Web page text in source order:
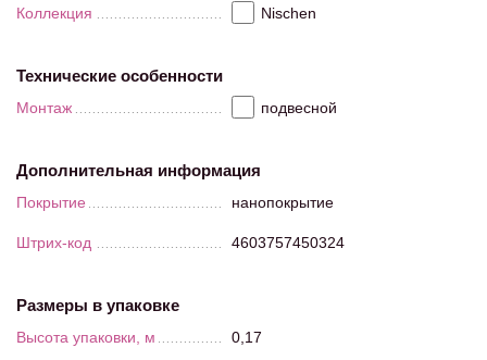
Коллекция Nischen
Технические особенности
Монтаж подвесной
Дополнительная информация
Покрытие нанопокрытие
Штрих-код 4603757450324
Размеры в упаковке
Высота упаковки, м 0,17